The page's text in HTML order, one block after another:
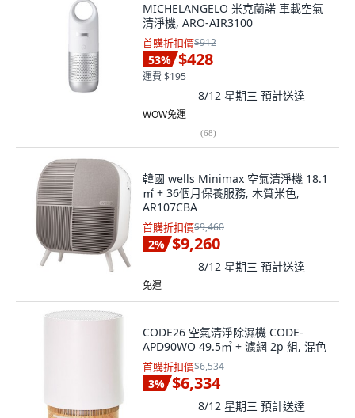
MICHELANGELO 米克蘭諾 車載空氣
清淨機, ARO-AIR3100
首購折扣價$912
53% $428
運費 $195
8/12 星期三 預計送達
WOW免運
(68)
韓國 wells Minimax 空氣清淨機 18.1
㎡ + 36個月保養服務, 木質米色,
AR107CBA
首購折扣價$9,460
2% $9,260
8/12 星期三 預計送達
免運
CODE26 空氣清淨除濕機 CODE-
APD90WO 49.5㎡ + 濾網 2p 組, 混色
首購折扣價$6,534
3% $6,334
8/12 星期三 預計送達